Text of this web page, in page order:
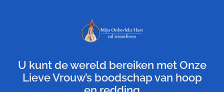
U kunt de wereld bereiken met Onze
Lieve Vrouw’s boodschap van hoop